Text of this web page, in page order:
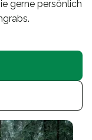
gerne persönlich